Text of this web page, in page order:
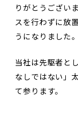
りがとうござい
スを行わずに放
うになりました。
当社は先駆者と
なしではない」
て参ります。